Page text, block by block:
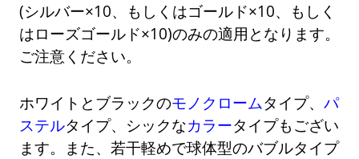
(シルバー×10、もしくはゴールド×10、もしく
はローズゴールド×10)のみの適用となります。
ご注意ください。
ホワイトとブラックのモノクロームタイプ、パ
ステルタイプ、シックなカラータイプもござい
ます。また、若干軽めで球体型のバブルタイプ